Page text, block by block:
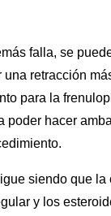
falla, se
una retracción
para la
poder hacer
siendo que
y los